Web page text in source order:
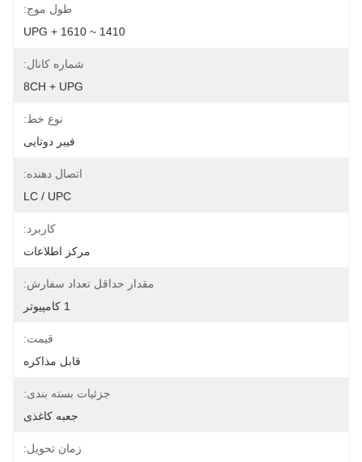
طول موج:
1410 ~ 1610 + UPG
شماره کانال:
8CH + UPG
نوع خط:
فیبر دوتایی
اتصال دهنده:
LC / UPC
کاربرد:
مرکز اطلاعات
مقدار حداقل تعداد سفارش:
1 کامپیوتر
قیمت:
قابل مذاکره
جزئیات بسته بندی:
جعبه کاغذی
زمان تحویل: